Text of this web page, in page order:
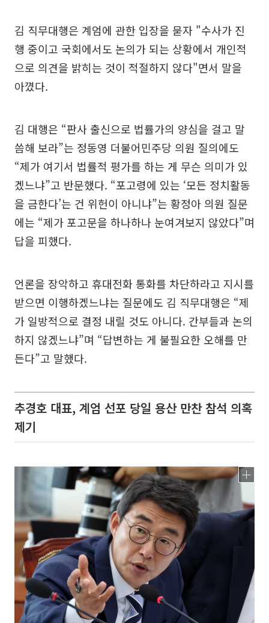
김 직무대행은 계엄에 관한 입장을 묻자 "수사가 진
행 중이고 국회에서도 논의가 되는 상황에서 개인적
으로 의견을 밝히는 것이 적절하지 않다"면서 말을
아꼈다.
김 대행은 “판사 출신으로 법률가의 양심을 걸고 말
씀해 보라”는 정동영 더불어민주당 의원 질의에도
“제가 여기서 법률적 평가를 하는 게 무슨 의미가 있
겠느냐”고 반문했다. “포고령에 있는 ‘모든 정치활동
을 금한다’는 건 위헌이 아니냐”는 황정아 의원 질문
에는 “제가 포고문을 하나하나 눈여겨보지 않았다”며
답을 피했다.
언론을 장악하고 휴대전화 통화를 차단하라고 지시를
받으면 이행하겠느냐는 질문에도 김 직무대행은 “제
가 일방적으로 결정 내릴 것도 아니다. 간부들과 논의
하지 않겠느냐”며 “답변하는 게 불필요한 오해를 만
든다”고 말했다.
추경호 대표, 계엄 선포 당일 용산 만찬 참석 의혹
제기